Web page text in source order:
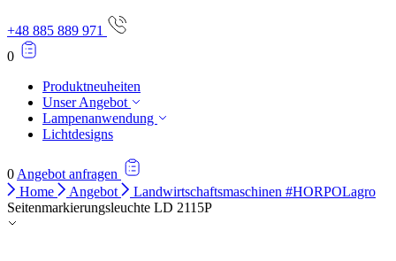
+48 885 889 971
0
Produktneuheiten
Unser Angebot
Lampenanwendung
Lichtdesigns
0 Angebot anfragen
Home
Angebot
Landwirtschaftsmaschinen #HORPOLagro
Seitenmarkierungsleuchte LD 2115P